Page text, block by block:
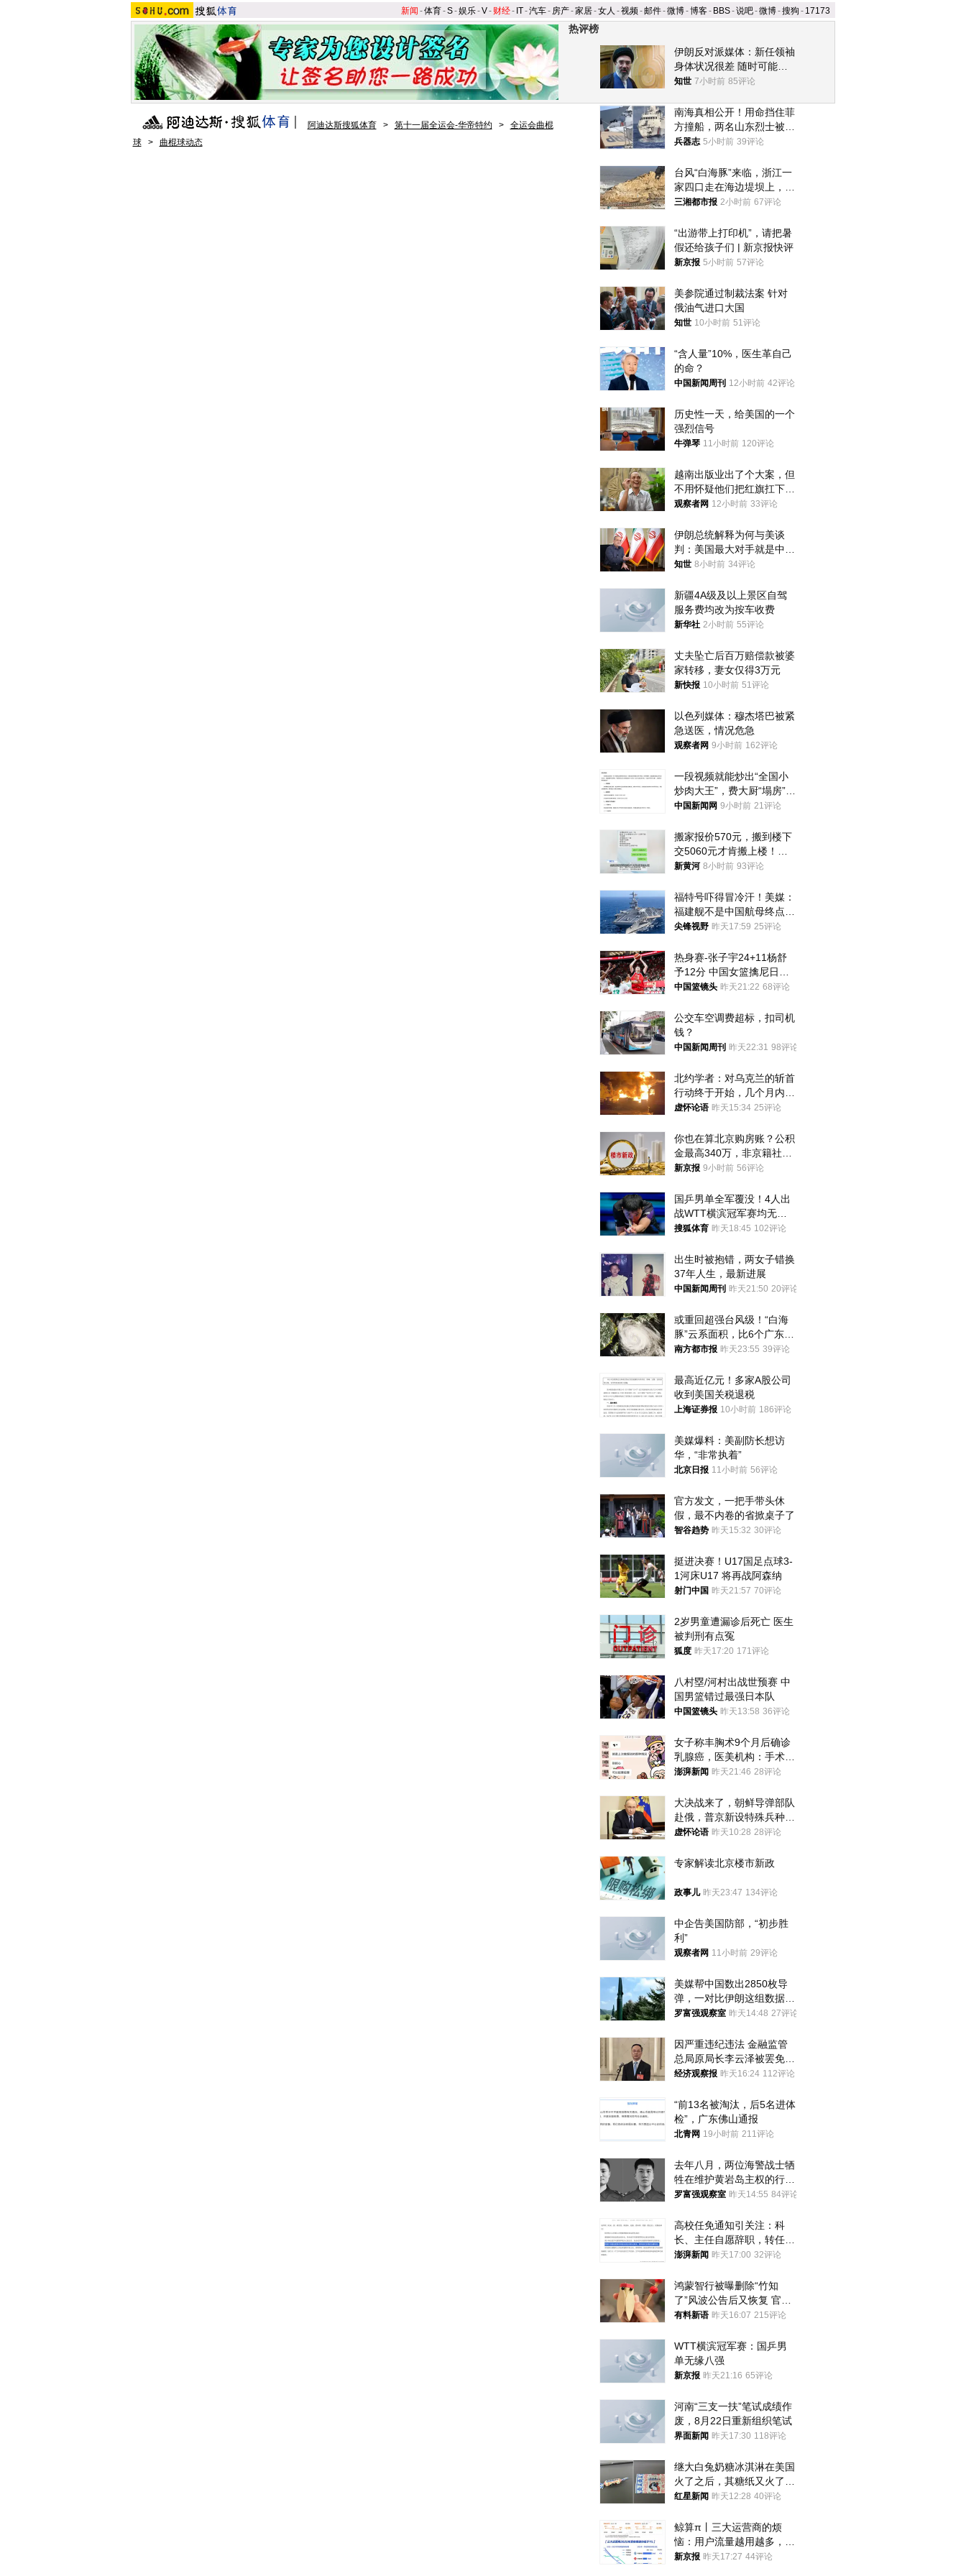
新闻 -体育-S-娱乐-V- 财经- IT-汽车- 房产-家居-女人 -视频-邮件-微博-博客- BBS-说吧-微博-搜狗 - 17173
热评榜
伊朗反对派媒体：新任领袖
身体状况很差 随时可能离
世
知世 7小时前 85评论
南海真相公开！用命挡住菲
方撞船，两名山东烈士被授
武警最高荣誉
兵器志 5小时前 39评论
台风“白海豚”来临，浙江一
家四口走在海边堤坝上，其
中9岁男孩被巨浪卷入海
三湘都市报 2小时前 67评论
“出游带上打印机”，请把暑
假还给孩子们 | 新京报快评
新京报 5小时前 57评论
美参院通过制裁法案 针对
俄油气进口大国
知世 10小时前 51评论
“含人量”10%，医生革自己
的命？
中国新闻周刊 12小时前 42评论
历史性一天，给美国的一个
强烈信号
牛弹琴 11小时前 120评论
越南出版业出了个大案，但
不用怀疑他们把红旗扛下去
的决心
观察者网 12小时前 33评论
伊朗总统解释为何与美谈
判：美国最大对手就是中
国，但他们也在对话
知世 8小时前 34评论
新疆4A级及以上景区自驾
服务费均改为按车收费
新华社 2小时前 55评论
丈夫坠亡后百万赔偿款被婆
家转移，妻女仅得3万元
新快报 10小时前 51评论
以色列媒体：穆杰塔巴被紧
急送医，情况危急
观察者网 9小时前 162评论
一段视频就能炒出“全国小
炒肉大王”，费大厨“塌房”了
吗？
中国新闻网 9小时前 21评论
搬家报价570元，搬到楼下
交5060元才肯搬上楼！女
子傻眼了……
新黄河 8小时前 93评论
福特号吓得冒冷汗！美媒：
福建舰不是中国航母终点，
而是新起点！
尖锋视野 昨天17:59 25评论
热身赛-张子宇24+11杨舒
予12分 中国女篮擒尼日利
亚
中国篮镜头 昨天21:22 68评论
公交车空调费超标，扣司机
钱？
中国新闻周刊 昨天22:31 98评论
北约学者：对乌克兰的斩首
行动终于开始，几个月内乌
将投降
虚怀论语 昨天15:34 25评论
你也在算北京购房账？公积
金最高340万，非京籍社保
1年
新京报 9小时前 56评论
国乒男单全军覆没！4人出
战WTT横滨冠军赛均无缘
八强
搜狐体育 昨天18:45 102评论
出生时被抱错，两女子错换
37年人生，最新进展
中国新闻周刊 昨天21:50 20评论
或重回超强台风级！“白海
豚”云系面积，比6个广东还
大！深圳官方：注意这件事
南方都市报 昨天23:55 39评论
最高近亿元！多家A股公司
收到美国关税退税
上海证券报 10小时前 186评论
美媒爆料：美副防长想访
华，“非常执着”
北京日报 11小时前 56评论
官方发文，一把手带头休
假，最不内卷的省掀桌子了
智谷趋势 昨天15:32 30评论
挺进决赛！U17国足点球3-
1河床U17 将再战阿森纳
射门中国 昨天21:57 70评论
2岁男童遭漏诊后死亡 医生
被判刑有点冤
狐度 昨天17:20 171评论
八村塁/河村出战世预赛 中
国男篮错过最强日本队
中国篮镜头 昨天13:58 36评论
女子称丰胸术9个月后确诊
乳腺癌，医美机构：手术不
可能引发癌症，建议走司法
澎湃新闻 昨天21:46 28评论
大决战来了，朝鲜导弹部队
赴俄，普京新设特殊兵种，
76岁老将扛旗
虚怀论语 昨天10:28 28评论
专家解读北京楼市新政
政事儿 昨天23:47 134评论
中企告美国防部，“初步胜
利”
观察者网 11小时前 29评论
美媒帮中国数出2850枚导
弹，一对比伊朗这组数据，
发现出大事了
罗富强观察室 昨天14:48 27评论
因严重违纪违法 金融监管
总局原局长李云泽被罢免全
国人大代表
经济观察报 昨天16:24 112评论
“前13名被淘汰，后5名进体
检”，广东佛山通报
北青网 19小时前 211评论
去年八月，两位海警战士牺
牲在维护黄岩岛主权的行动
中
罗富强观察室 昨天14:55 84评论
高校任免通知引关注：科
长、主任自愿辞职，转任思
政辅导员
澎湃新闻 昨天17:00 32评论
鸿蒙智行被曝删除“竹知
了”风波公告后又恢复 官媒
曾力挺：劝华为要大度的，
有料新语 昨天16:07 215评论
WTT横滨冠军赛：国乒男
单无缘八强
新京报 昨天21:16 65评论
河南“三支一扶”笔试成绩作
废，8月22日重新组织笔试
界面新闻 昨天17:30 118评论
继大白兔奶糖冰淇淋在美国
火了之后，其糖纸又火了！
海外博主盛赞：平面设计经
红星新闻 昨天12:28 40评论
鲸算π丨三大运营商的烦
恼：用户流量越用越多，收
入却越来越少
新京报 昨天17:27 44评论
阿迪达斯搜狐体育 > 第十一届全运会-华帝特约 >
全运会曲棍
球
> 曲棍球动态